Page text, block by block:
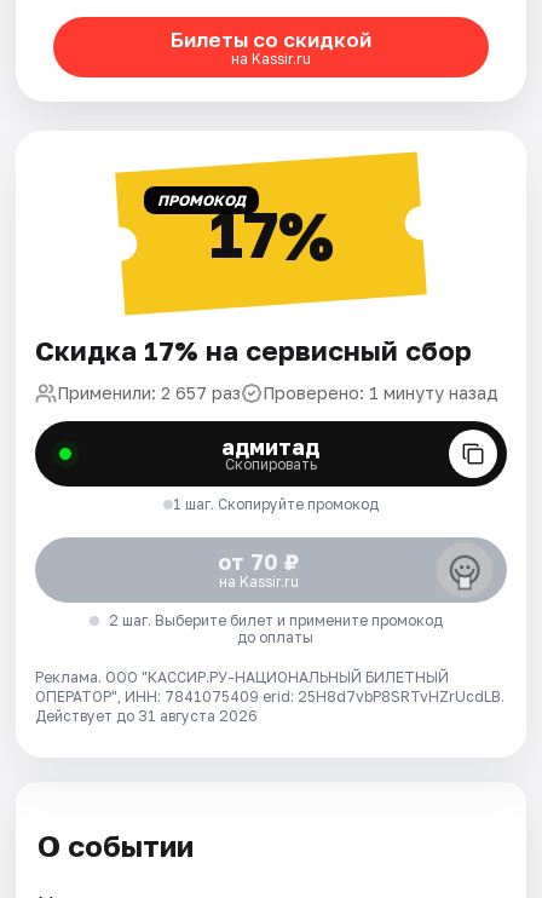
Билеты со скидкой
на Kassir.ru
ПРОМОКОД17%
Скидка 17% на сервисный сбор
Применили: 2 657 раз Проверено: 1 минуту назад
адмитад
Скопировать
1 шаг. Скопируйте промокод
от 70 ₽
на Kassir.ru
2 шаг. Выберите билет и примените промокод
до оплаты
Реклама. ООО "КАССИР.РУ-НАЦИОНАЛЬНЫЙ БИЛЕТНЫЙ
ОПЕРАТОР", ИНН: 7841075409 erid: 25H8d7vbP8SRTvHZrUcdLB.
Действует до 31 августа 2026
О событии